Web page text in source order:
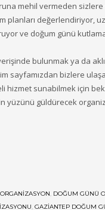
mehil vermeden sizlere
planları değerlendiriyor,
ve doğum günü
bulunmak ya da
sayfamızdan bizlere
hizmet sunabilmek için
yüzünü güldürecek
, DOĞUM GÜNÜ
, GAZIANTEP DOĞUM